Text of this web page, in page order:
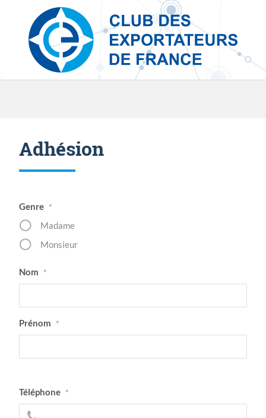
Skip to content
Adhésion
Genre *
Madame
Monsieur
Nom *
Prénom *
Téléphone *